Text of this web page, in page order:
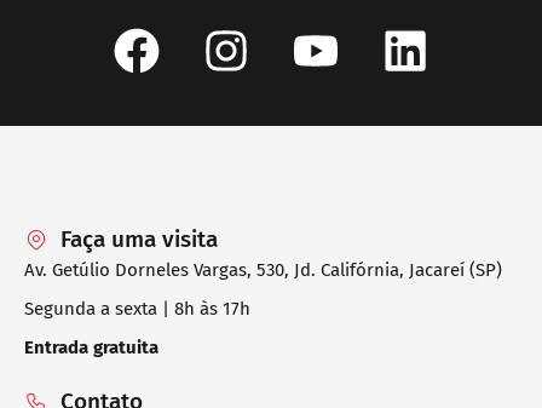
Faça uma visita
Av. Getúlio Dorneles Vargas, 530, Jd. Califórnia, Jacareí (SP)
Segunda a sexta | 8h às 17h
Entrada gratuita
Contato